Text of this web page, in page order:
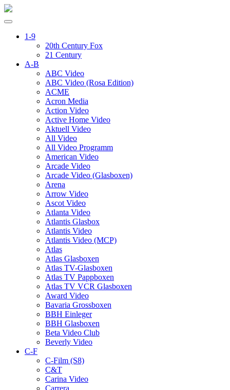
1-9
20th Century Fox
21 Century
A-B
ABC Video
ABC Video (Rosa Edition)
ACME
Acron Media
Action Video
Active Home Video
Aktuell Video
All Video
All Video Programm
American Video
Arcade Video
Arcade Video (Glasboxen)
Arena
Arrow Video
Ascot Video
Atlanta Video
Atlantis Glasbox
Atlantis Video
Atlantis Video (MCP)
Atlas
Atlas Glasboxen
Atlas TV-Glasboxen
Atlas TV Pappboxen
Atlas TV VCR Glasboxen
Award Video
Bavaria Grossboxen
BBH Einleger
BBH Glasboxen
Beta Video Club
Beverly Video
C-F
C-Film (S8)
C&T
Carina Video
Carrera